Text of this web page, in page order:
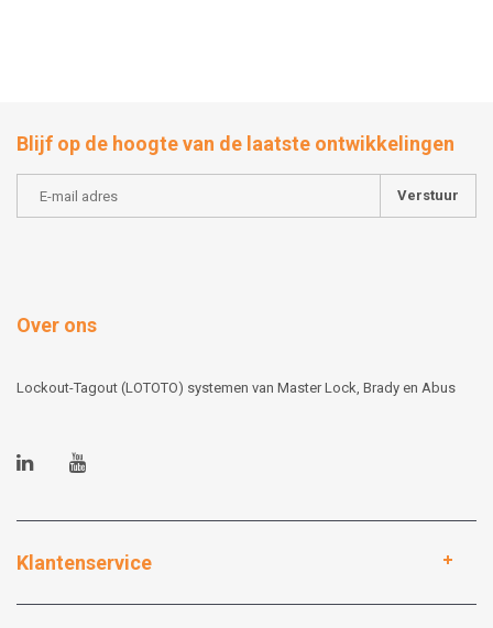
Blijf op de hoogte van de laatste ontwikkelingen
Verstuur
Over ons
Lockout-Tagout (LOTOTO) systemen van Master Lock, Brady en Abus
Klantenservice